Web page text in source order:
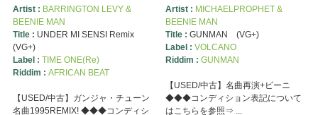
Artist : BARRINGTON LEVY &
BEENIE MAN
Title : UNDER MI SENSI Remix
(VG+)
Label : TIME ONE(Re)
Riddim : AFRICAN BEAT
【USED/中古】ガンジャ・チューン
名曲1995REMIX! ◆◆◆コンディシ
Artist : MICHAELPROPHET &
BEENIE MAN
Title : GUNMAN (VG+)
Label : VOLCANO
Riddim : GUNMAN
【USED/中古】名曲再演+ビーニ
◆◆◆コンディション表記について
はこちらを参照⇒ ...